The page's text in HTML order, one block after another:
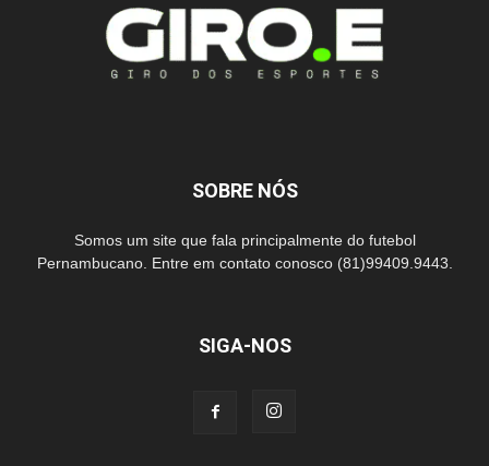
SOBRE NÓS
Somos um site que fala principalmente do futebol
Pernambucano. Entre em contato conosco (81)99409.9443.
SIGA-NOS